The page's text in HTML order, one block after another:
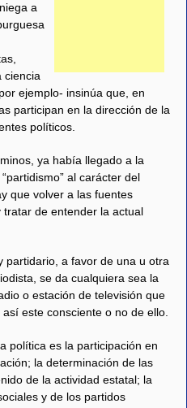
a
ciencia
ejemplo- insinúa que, en
participan en la dirección de la
políticos.
ya había llegado a la
al carácter del
que volver a las fuentes
tratar de entender la actual
partidario, a favor de una u otra
se da cualquiera sea la
o estación de televisión que
este consciente o no de ello.
política es la participación en
la determinación de las
de la actividad estatal; la
y de los partidos